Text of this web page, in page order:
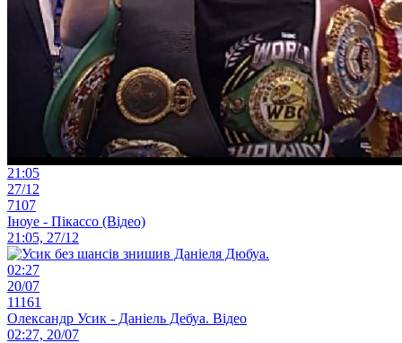
21:05
27/12
7107
Іноуе - Пікассо (Відео)
21:05, 27/12
02:27
20/07
11161
Олександр Усик - Даніель Дебуа. Відео
02:27, 20/07